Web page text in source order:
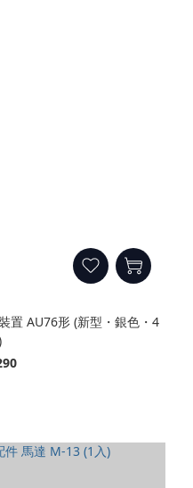
置 AU76形 (新型・銀色・4